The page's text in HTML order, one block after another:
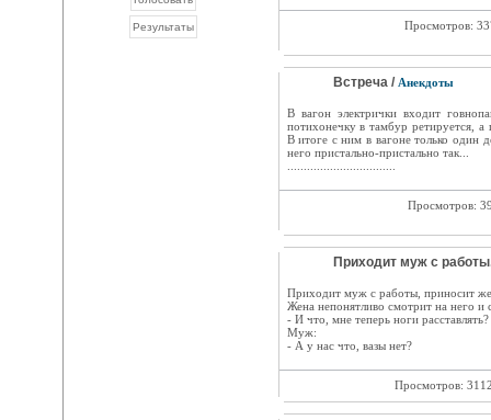
Просмотров:
Встреча / Анекдоты
В вагон электрички входит
потихонечку в тамбур ретируется, а
В итоге с ним в вагоне только один
него пристально-пристально так...
Просмотров:
Приходит муж с
Приходит муж с работы, приносит
Жена непонятливо смотрит на него и
- И что, мне теперь ноги расставлять?
Муж:
- А у нас что, вазы нет?
Просмотров: